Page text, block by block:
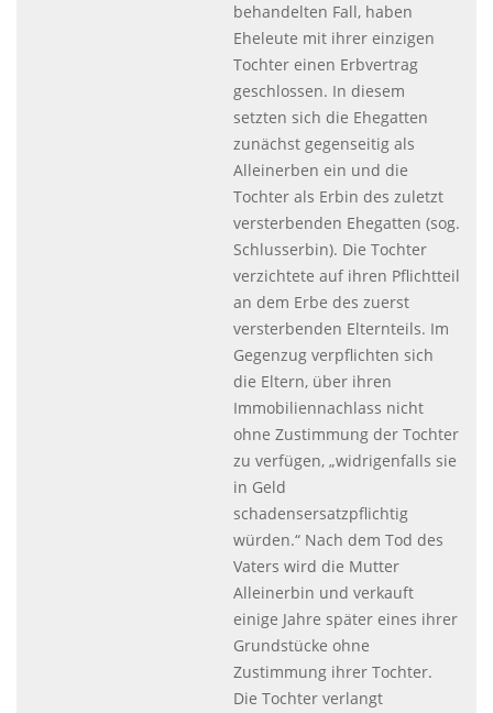
behandelten Fall, haben
Eheleute mit ihrer einzigen
Tochter einen Erbvertrag
geschlossen. In diesem
setzten sich die Ehegatten
zunächst gegenseitig als
Alleinerben ein und die
Tochter als Erbin des zuletzt
versterbenden Ehegatten (sog.
Schlusserbin). Die Tochter
verzichtete auf ihren Pflichtteil
an dem Erbe des zuerst
versterbenden Elternteils. Im
Gegenzug verpflichten sich
die Eltern, über ihren
Immobiliennachlass nicht
ohne Zustimmung der Tochter
zu verfügen, „widrigenfalls sie
in Geld
schadensersatzpflichtig
würden.“ Nach dem Tod des
Vaters wird die Mutter
Alleinerbin und verkauft
einige Jahre später eines ihrer
Grundstücke ohne
Zustimmung ihrer Tochter.
Die Tochter verlangt